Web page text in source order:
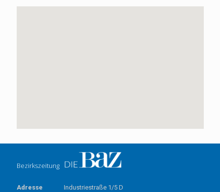
Bezirkszeitung
Adresse
Industriestraße 1/5 D